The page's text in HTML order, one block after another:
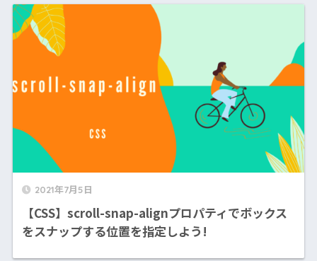
2021年7月5日
【CSS】scroll-snap-alignプロパティでボックス
をスナップする位置を指定しよう!